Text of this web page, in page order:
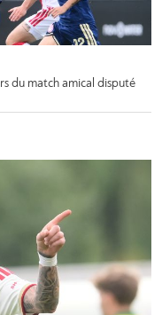
du match amical disputé